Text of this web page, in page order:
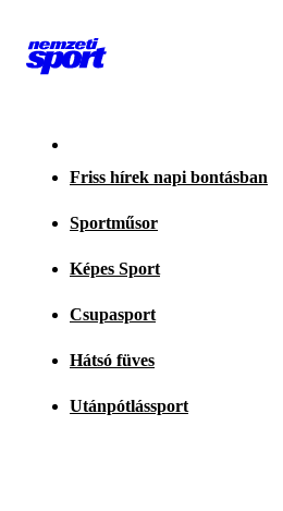
Friss hírek napi bontásban
Sportműsor
Képes Sport
Csupasport
Hátsó füves
Utánpótlássport